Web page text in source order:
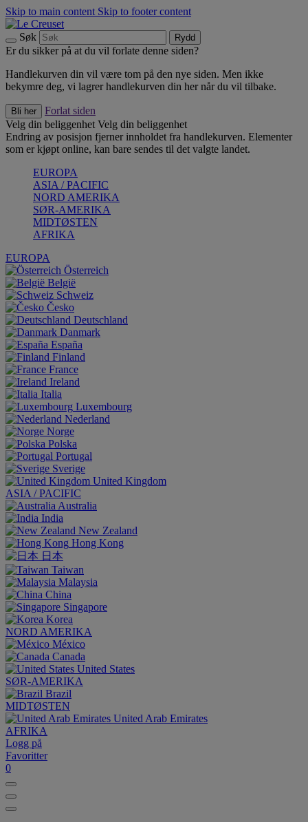
Skip to main content Skip to footer content
Søk Rydd
Er du sikker på at du vil forlate denne siden?
Handlekurven din vil være tom på den nye siden. Men ikke
bekymre deg, vi lagrer handlekurven din her når du vil tilbake.
Bli her
Forlat siden
Velg din beliggenhet Velg din beliggenhet
Endring av posisjon fjerner innholdet fra handlekurven. Elementer
som er kjøpt online, kan bare sendes til det valgte landet.
EUROPA
ASIA / PACIFIC
NORD AMERIKA
SØR-AMERIKA
MIDTØSTEN
AFRIKA
EUROPA
Österreich
België
Schweiz
Česko
Deutschland
Danmark
España
Finland
France
Ireland
Italia
Luxembourg
Nederland
Norge
Polska
Portugal
Sverige
United Kingdom
ASIA / PACIFIC
Australia
India
New Zealand
Hong Kong
日本
Taiwan
Malaysia
China
Singapore
Korea
NORD AMERIKA
México
Canada
United States
SØR-AMERIKA
Brazil
MIDTØSTEN
United Arab Emirates
AFRIKA
Logg på
Favoritter
0